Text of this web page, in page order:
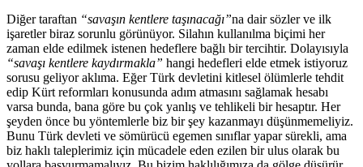
Diğer taraftan “savaşın kentlere taşınacağı”na dair sözler ve ilk
işaretler biraz sorunlu görünüyor. Silahın kullanılma biçimi her
zaman elde edilmek istenen hedeflere bağlı bir tercihtir. Dolayısıyla
“savaşı kentlere kaydırmakla” hangi hedefleri elde etmek istiyoruz
sorusu geliyor aklıma. Eğer Türk devletini kitlesel ölümlerle tehdit
edip Kürt reformları konusunda adım atmasını sağlamak hesabı
varsa bunda, bana göre bu çok yanlış ve tehlikeli bir hesaptır. Her
şeyden önce bu yöntemlerle biz bir şey kazanmayı düşünmemeliyiz.
Bunu Türk devleti ve sömürücü egemen sınıflar yapar sürekli, ama
biz haklı taleplerimiz için mücadele eden ezilen bir ulus olarak bu